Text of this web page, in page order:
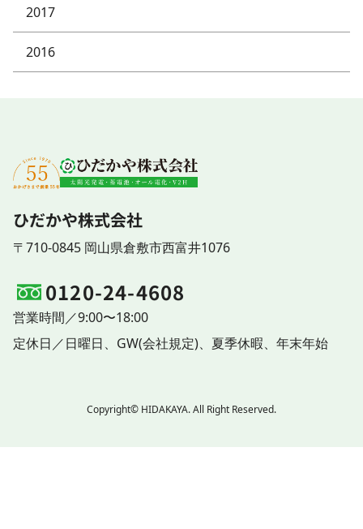
2017
2016
ひだかや株式会社
〒710-0845 岡山県倉敷市西富井1076
0120-24-4608
営業時間／9:00〜18:00
定休日／日曜日、 GW(会社規定)、 夏季休暇、 年末年始
Copyright© HIDAKAYA. All Right Reserved.